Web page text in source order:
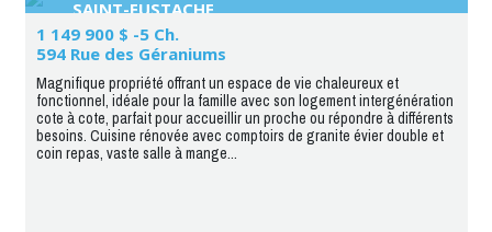
SAINT-EUSTACHE
1 149 900 $ -5 Ch.
594 Rue des Géraniums
Magnifique propriété offrant un espace de vie chaleureux et
fonctionnel, idéale pour la famille avec son logement intergénération
cote à cote, parfait pour accueillir un proche ou répondre à différents
besoins. Cuisine rénovée avec comptoirs de granite évier double et
coin repas, vaste salle à mange...